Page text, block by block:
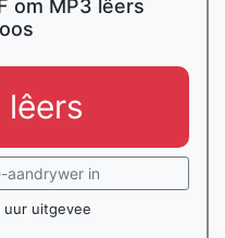
om MP3 lêers
lêers
aandrywer in
uur uitgevee